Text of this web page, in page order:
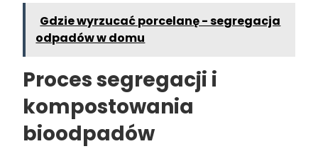
Gdzie wyrzucać porcelanę - segregacja
odpadów w domu
Proces segregacji i
kompostowania
bioodpadów